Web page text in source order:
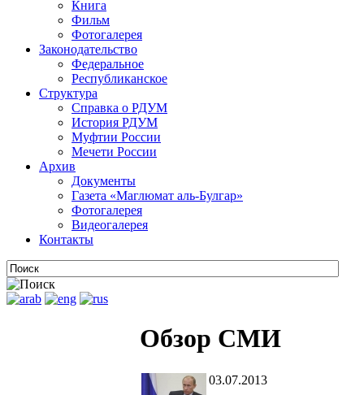
Книга
Фильм
Фотогалерея
Законодательство
Федеральное
Республиканское
Структура
Справка о РДУМ
История РДУМ
Муфтии России
Мечети России
Архив
Документы
Газета «Маглюмат аль-Булгар»
Фотогалерея
Видеогалерея
Контакты
Обзор СМИ
03.07.2013